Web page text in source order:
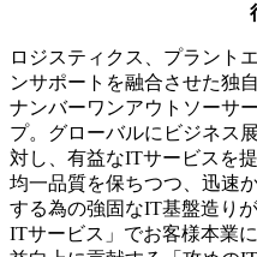
ロジスティクス、プラント
ンサポートを融合させた独
ナンバーワンアウトソーサ
プ。グローバルにビジネス
対し、有益なITサービスを
均一品質を保ちつつ、迅速
する為の強固なIT基盤造り
ITサービス」でお客様本業